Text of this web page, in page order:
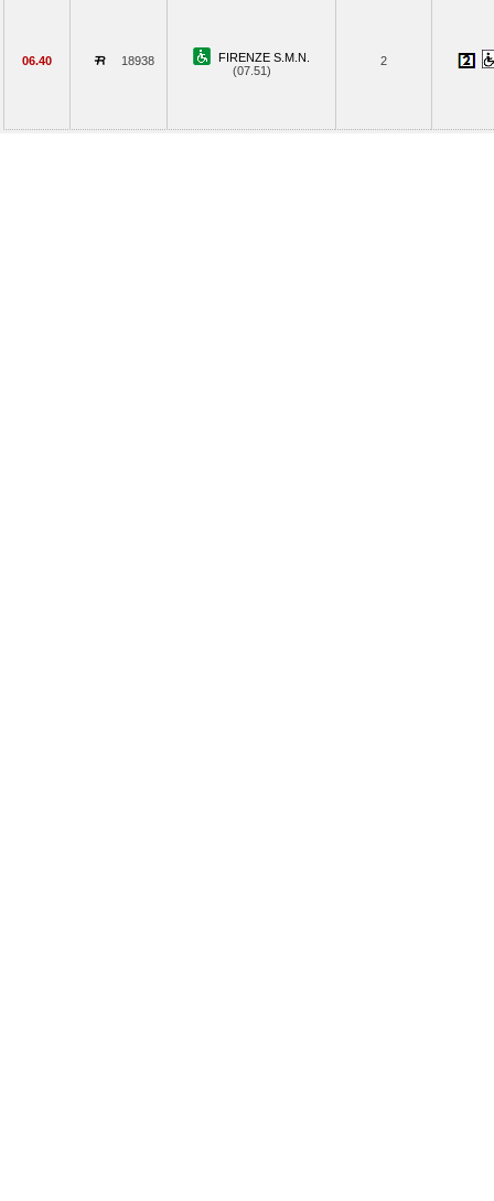
06.40 18938
FIRENZE S.M.N.
(07.51)
2